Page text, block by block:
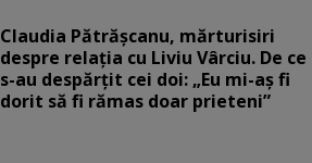
Claudia Pătrășcanu, mărturisiri
despre relația cu Liviu Vârciu. De ce
s-au despărțit cei doi: „Eu mi-aș fi
dorit să fi rămas doar prieteni”